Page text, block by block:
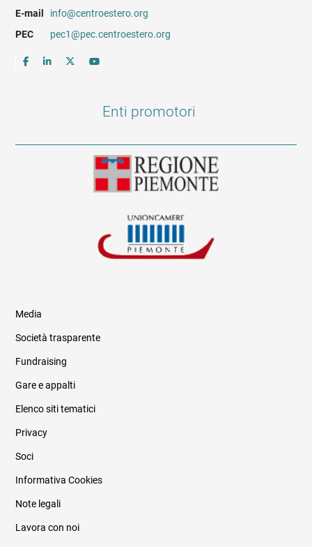
E-mail
info@centroestero.org
PEC
pec1@pec.centroestero.org
Enti promotori
Informazioni legali e trasparenza
Media
Società trasparente
Fundraising
Gare e appalti
Elenco siti tematici
Privacy
Soci
Informativa Cookies
Note legali
Lavora con noi